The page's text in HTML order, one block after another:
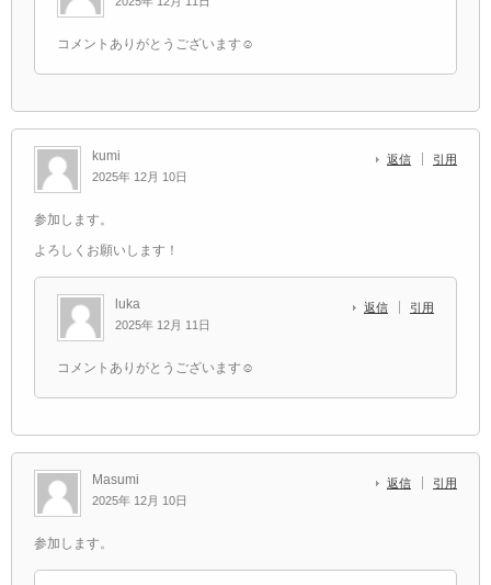
コメントありがとうございます☺️
kumi
2025年 12月 10日
返信 引用
参加します。
よろしくお願いします！
luka
2025年 12月 11日
返信 引用
コメントありがとうございます☺️
Masumi
2025年 12月 10日
返信 引用
参加します。